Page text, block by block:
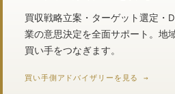
買収戦略立案・ターゲット選定・
業の意思決定を全面サポート。地
買い手をつなぎます。
買い手側アドバイザリーを見る →